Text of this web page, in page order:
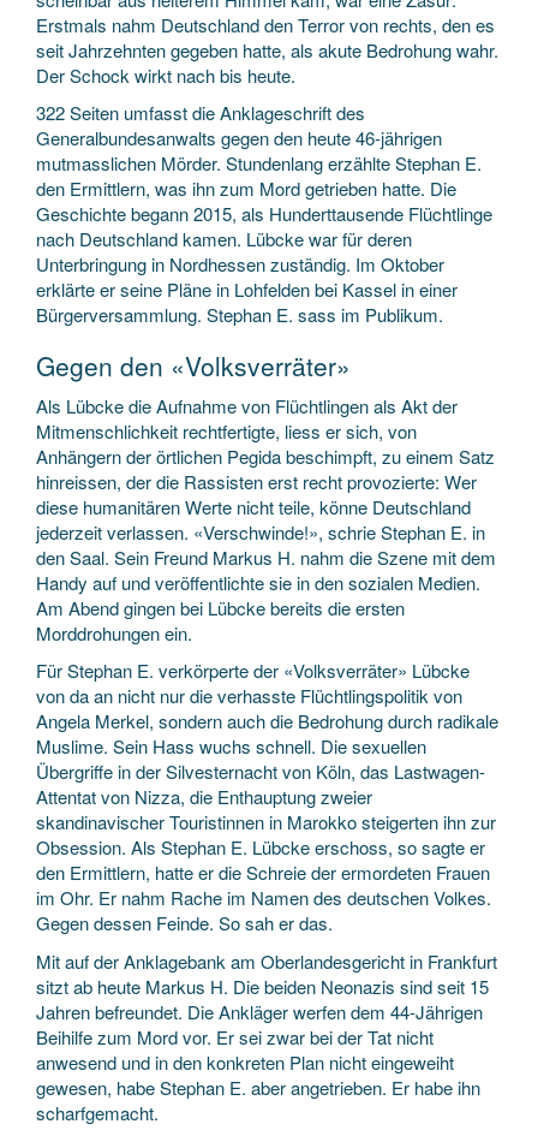
Erstmals nahm Deutschland den Terror von rechts, den es
seit Jahrzehnten gegeben hatte, als akute Bedrohung wahr.
Der Schock wirkt nach bis heute.
322 Seiten umfasst die Anklageschrift des
Generalbundesanwalts gegen den heute 46-jährigen
mutmasslichen Mörder. Stundenlang erzählte Stephan E.
den Ermittlern, was ihn zum Mord getrieben hatte. Die
Geschichte begann 2015, als Hunderttausende Flüchtlinge
nach Deutschland kamen. Lübcke war für deren
Unterbringung in Nordhessen zuständig. Im Oktober
erklärte er seine Pläne in Lohfelden bei Kassel in einer
Bürgerversammlung. Stephan E. sass im Publikum.
Gegen den «Volksverräter»
Als Lübcke die Aufnahme von Flüchtlingen als Akt der
Mitmenschlichkeit rechtfertigte, liess er sich, von
Anhängern der örtlichen Pegida beschimpft, zu einem Satz
hinreissen, der die Rassisten erst recht provozierte: Wer
diese humanitären Werte nicht teile, könne Deutschland
jederzeit verlassen. «Verschwinde!», schrie Stephan E. in
den Saal. Sein Freund Markus H. nahm die Szene mit dem
Handy auf und veröffentlichte sie in den sozialen Medien.
Am Abend gingen bei Lübcke bereits die ersten
Morddrohungen ein.
Für Stephan E. verkörperte der «Volksverräter» Lübcke
von da an nicht nur die verhasste Flüchtlingspolitik von
Angela Merkel, sondern auch die Bedrohung durch radikale
Muslime. Sein Hass wuchs schnell. Die sexuellen
Übergriffe in der Silvesternacht von Köln, das Lastwagen-
Attentat von Nizza, die Enthauptung zweier
skandinavischer Touristinnen in Marokko steigerten ihn zur
Obsession. Als Stephan E. Lübcke erschoss, so sagte er
den Ermittlern, hatte er die Schreie der ermordeten Frauen
im Ohr. Er nahm Rache im Namen des deutschen Volkes.
Gegen dessen Feinde. So sah er das.
Mit auf der Anklagebank am Oberlandesgericht in Frankfurt
sitzt ab heute Markus H. Die beiden Neonazis sind seit 15
Jahren befreundet. Die Ankläger werfen dem 44-Jährigen
Beihilfe zum Mord vor. Er sei zwar bei der Tat nicht
anwesend und in den konkreten Plan nicht eingeweiht
gewesen, habe Stephan E. aber angetrieben. Er habe ihn
scharfgemacht.